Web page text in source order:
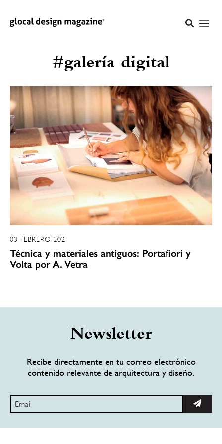
#galería digital
03 FEBRERO 2021
Técnica y materiales antiguos: Portafiori y
Volta por A. Vetra
Newsletter
Recibe directamente en tu correo electrónico
contenido relevante de arquitectura y diseño.